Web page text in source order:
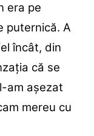
era pe
puternică. A
încât, din
că se
am așezat
mereu cu